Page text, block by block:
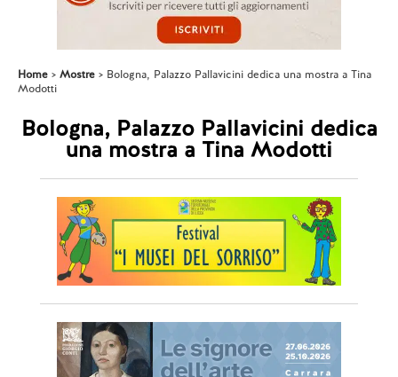
Home Mostre
Bologna, Palazzo Pallavicini dedica una mostra a Tina
Modotti
Bologna, Palazzo Pallavicini dedica
una mostra a Tina Modotti